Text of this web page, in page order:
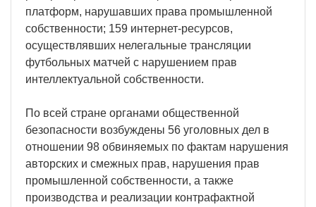
платформ, нарушавших права промышленной
собственности; 159 интернет-ресурсов,
осуществлявших нелегальные трансляции
футбольных матчей с нарушением прав
интеллектуальной собственности.
По всей стране органами общественной
безопасности возбуждены 56 уголовных дел в
отношении 98 обвиняемых по фактам нарушения
авторских и смежных прав, нарушения прав
промышленной собственности, а также
производства и реализации контрафактной